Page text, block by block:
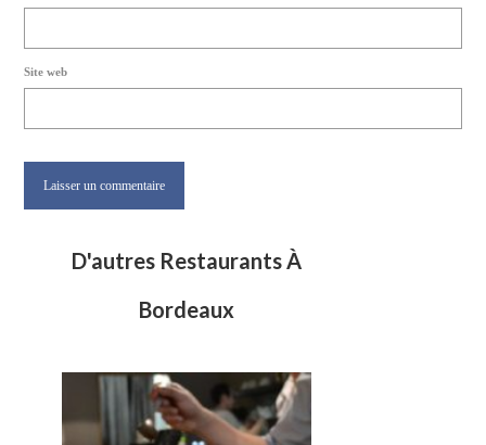
Site web
D'autres Restaurants À
Bordeaux